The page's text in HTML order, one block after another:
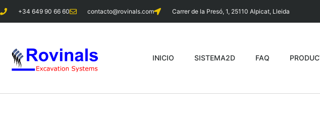
+34 649 90 66 60 contacto@rovinals.com Carrer de la Presó, 1, 25110 Alpicat, Lleida
INICIO SISTEMA2D FAQ